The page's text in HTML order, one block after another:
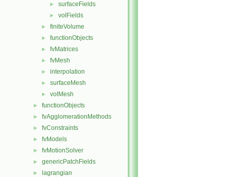
► surfaceFields
► volFields
► finiteVolume
► functionObjects
► fvMatrices
► fvMesh
► interpolation
► surfaceMesh
► volMesh
► functionObjects
► fvAgglomerationMethods
► fvConstraints
► fvModels
► fvMotionSolver
► genericPatchFields
► lagrangian